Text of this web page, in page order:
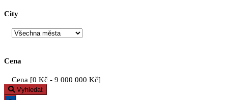
City
Cena
Cena [0 Kč - 9 000 000 Kč]
Vyhledat